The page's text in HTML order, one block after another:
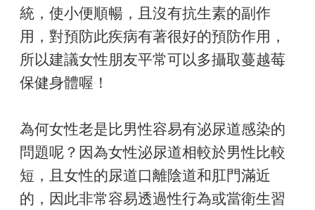
統，使小便順暢，且沒有抗生素的副作
用，對預防此疾病有著很好的預防作用，
所以建議女性朋友平常可以多攝取蔓越莓
保健身體喔！
為何女性老是比男性容易有泌尿道感染的
問題呢？因為女性泌尿道相較於男性比較
短，且女性的尿道口離陰道和肛門滿近
的，因此非常容易透過性行為或當衛生習